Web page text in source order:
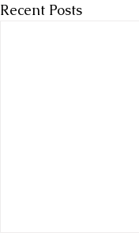
Recent Posts